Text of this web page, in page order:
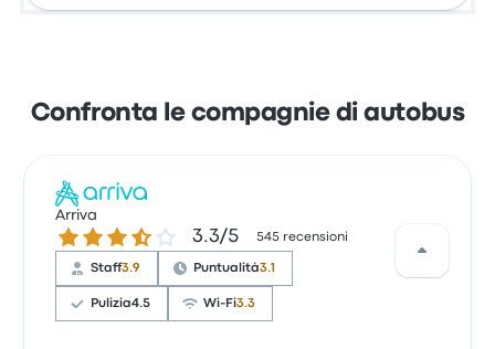
Confronta le compagnie di autobus
Arriva
3.3 su 5 stelle 3.3/5 545 recensioni
Staff3.9 Puntualità3.1
Pulizia4.5 Wi-Fi3.3